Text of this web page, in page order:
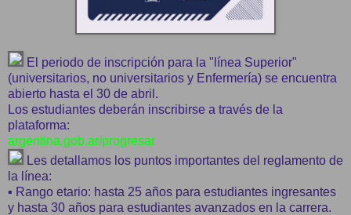
El periodo de inscripción para la "línea Superior"
(universitarios, no universitarios y Enfermería) se encuentra
abierto hasta el 30 de abril.
Los estudiantes deberán inscribirse a través de la
plataforma:
argentina.gob.ar/progresar
Les detallamos los puntos importantes del reglamento de
la línea:
▪︎ Rango etario: hasta 25 años para estudiantes ingresantes
y hasta 30 años para estudiantes avanzados en la carrera.